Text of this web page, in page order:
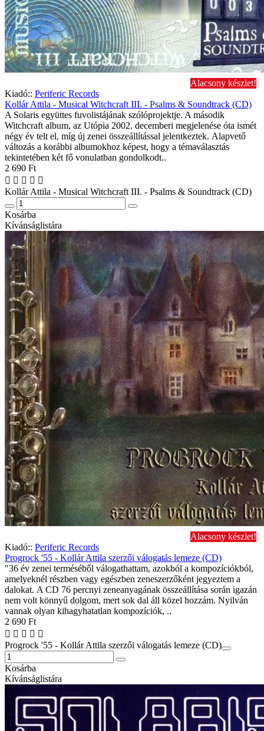
Alacsony készlet!
Kiadó:: Periferic Records
Kollár Attila - Musical Witchcraft III. - Psalms & Soundtrack (CD)
A Solaris együttes fuvolistájának szólóprojektje. A második
Witchcraft album, az Utópia 2002. decemberi megjelenése óta ismét
négy év telt el, míg új zenei összeállítással jelentkeztek. Alapvető
változás a korábbi albumokhoz képest, hogy a témaválasztás
tekintetében két fő vonulatban gondolkodt..
2 690 Ft
Kollár Attila - Musical Witchcraft III. - Psalms & Soundtrack (CD)
Kosárba
Kívánságlistára
Alacsony készlet!
Kiadó:: Periferic Records
Progrock '55 - Kollár Attila szerzői válogatás lemeze (CD)
"36 év zenei terméséből válogathattam, azokból a kompozíciókból,
amelyeknél részben vagy egészben zeneszerzőként jegyeztem a
dalokat. A CD 76 percnyi zeneanyagának összeállítása során igazán
nem volt könnyű dolgom, mert sok dal áll közel hozzám. Nyilván
vannak olyan kihagyhatatlan kompozíciók, ..
2 690 Ft
Progrock '55 - Kollár Attila szerzői válogatás lemeze (CD)
Kosárba
Kívánságlistára